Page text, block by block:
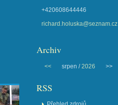
+420608644446
richard.holuska@seznam.cz
Archiv
<< srpen /2026 >>
RSS